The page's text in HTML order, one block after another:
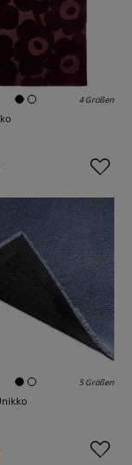
4 Größen
5 Größen